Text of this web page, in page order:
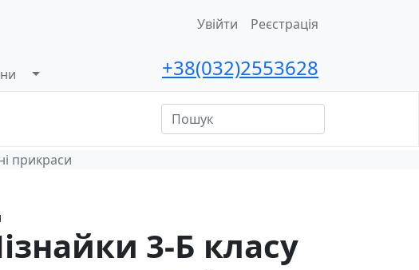
Увійти Реєстрація
+38(032)2553628
прикраси
3-Б класу